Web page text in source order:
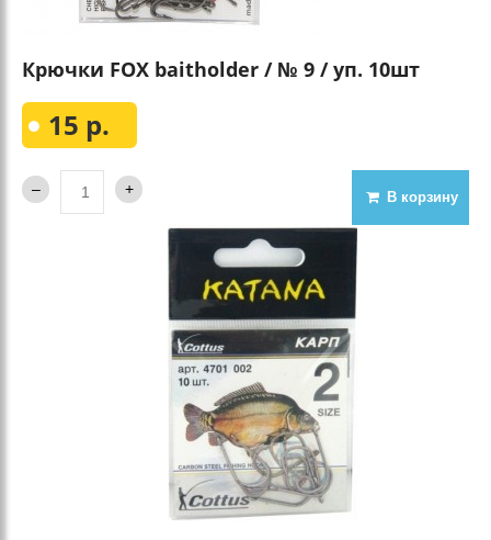
Крючки FOX baitholder / № 9 / уп. 10шт
15 р.
В корзину